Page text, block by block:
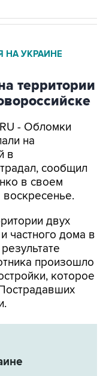
НА УКРАИНЕ
территории
- Обломки
на
в
сообщил
в своем
двух
частного дома в
произошло
которое